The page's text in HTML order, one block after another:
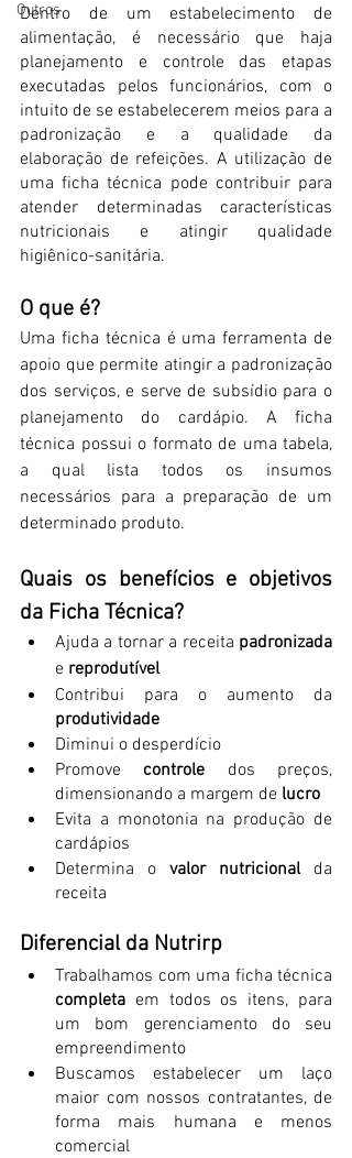
Outros
Dentro de um estabelecimento de
alimentação, é necessário que haja
planejamento e controle das etapas
executadas pelos funcionários, com o
intuito de se estabelecerem meios para a
padronização e a qualidade da
elaboração de refeições. A utilização de
uma ficha técnica pode contribuir para
atender determinadas características
nutricionais e atingir qualidade
higiênico-sanitária.
O que é?
Uma ficha técnica é uma ferramenta de
apoio que permite atingir a padronização
dos serviços, e serve de subsídio para o
planejamento do cardápio. A ficha
técnica possui o formato de uma tabela,
a qual lista todos os insumos
necessários para a preparação de um
determinado produto.
Quais os benefícios e objetivos
da Ficha Técnica?
Ajuda a tornar a receita
e reprodutível
produtividade
Diminui o desperdício
Promove controle dos preços,
dimensionando a margem de lucro
Evita a monotonia na produção de
cardápios
Determina o valor nutricional da
receita
Diferencial da Nutrirp
Trabalhamos c
completa em todos os itens, para
um bom gerenciamento do seu
empreendimento
Buscamos estabelecer um laço
maior com nossos contratantes, de
forma mais humana e menos
comercial